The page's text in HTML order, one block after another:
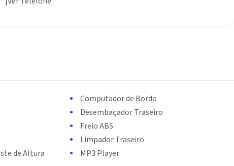
de Altura
Computador de Bordo
Desembaçador Traseiro
Freio ABS
Limpador Traseiro
MP3 Player